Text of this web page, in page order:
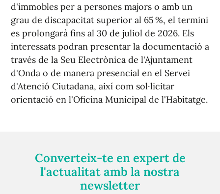
d'immobles per a persones majors o amb un
grau de discapacitat superior al 65 %, el termini
es prolongarà fins al 30 de juliol de 2026. Els
interessats podran presentar la documentació a
través de la Seu Electrònica de l'Ajuntament
d'Onda o de manera presencial en el Servei
d'Atenció Ciutadana, així com sol·licitar
orientació en l'Oficina Municipal de l'Habitatge.
Converteix-te en expert de
l'actualitat amb la nostra
newsletter